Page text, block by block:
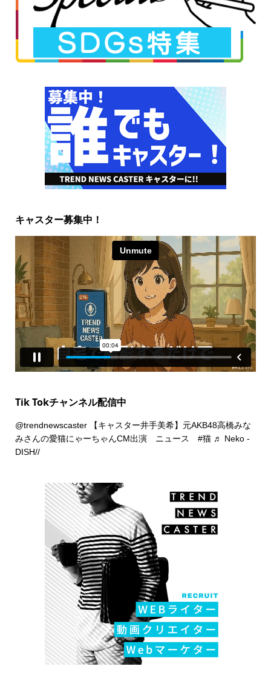
キャスター募集中！
Tik Tokチャンネル配信中
@trendnewscaster【キャスター井手美希】元AKB48高橋みな
みさんの愛猫にゃーちゃんCM出演 ニュース #猫 ♬ Neko -
DISH//